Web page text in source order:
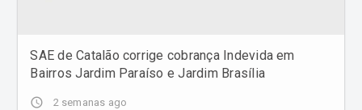
SAE de Catalão corrige cobrança Indevida em
Bairros Jardim Paraíso e Jardim Brasília
access_time 2 semanas ago